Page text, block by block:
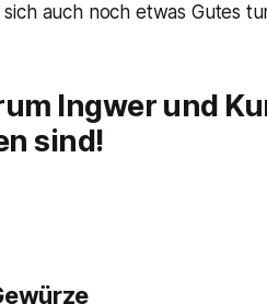
auch noch etwas Gutes
Ingwer und
sind!